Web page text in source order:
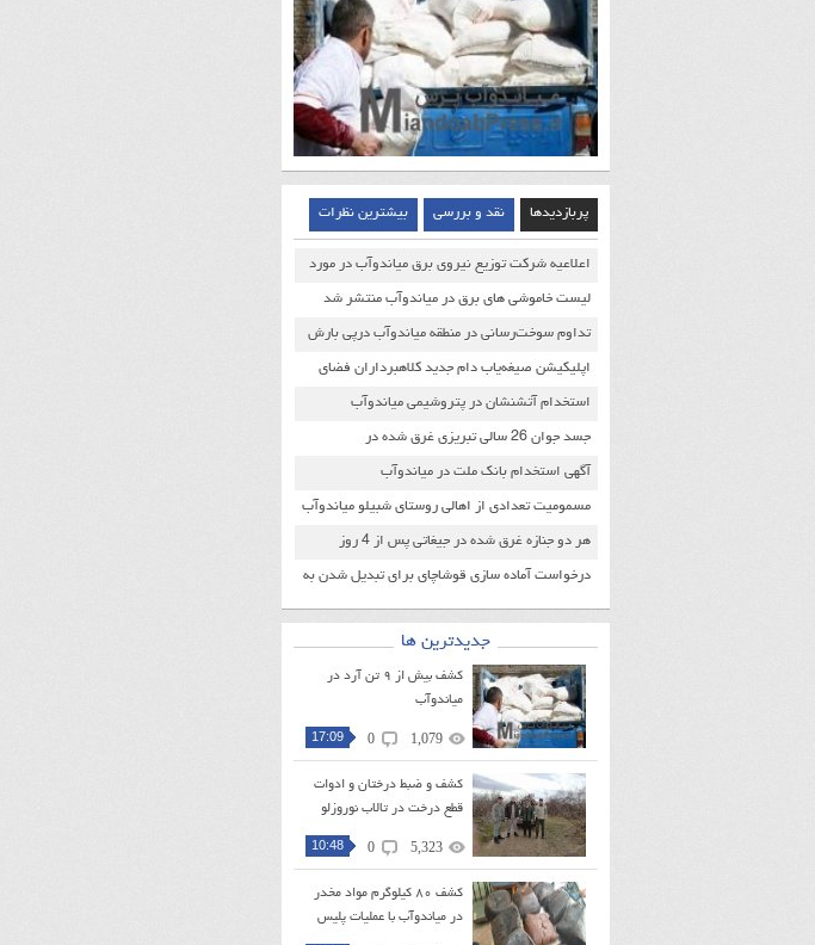
پربازدیدها نقد و بررسی بیشترین نظرات
اعلاعیه شرکت توزیع نیروی برق میاندوآب در مورد
خاموشی های اخیر
لیست خاموشی های برق در میاندوآب منتشر شد
تداوم سوخت‌رسانی در منطقه میاندوآب درپی بارش
سنگین برف
اپلیکیشن صیغه‌‌یاب دام جدید کلاهبرداران فضای
مجازی
استخدام آتشنشان در پتروشیمی میاندوآب
جسد جوان 26 سالی تبریزی غرق شده در
جیغاتی(زرینه رود) از آب بیرون کشیده شد
آگهی استخدام بانک ملت در میاندوآب
مسمومیت تعدادی از اهالی روستای شبیلو میاندوآب
صحت داشت
هر دو جنازه غرق شده در جیغاتی پس از 4 روز
جستجو پیدا شد
درخواست آماده سازی قوشاچای برای تبدیل شدن به
منطقه ویژه اقتصادی
جدیدترین ها
کشف بیش از ۹ تن آرد در
میاندوآب
17:09 1,079
0
کشف و ضبط درختان و ادوات
قطع درخت در تالاب نوروزلو
10:48 5,323
0
کشف ۸۰ کیلوگرم مواد مخدر
در میاندوآب با عملیات پلیس